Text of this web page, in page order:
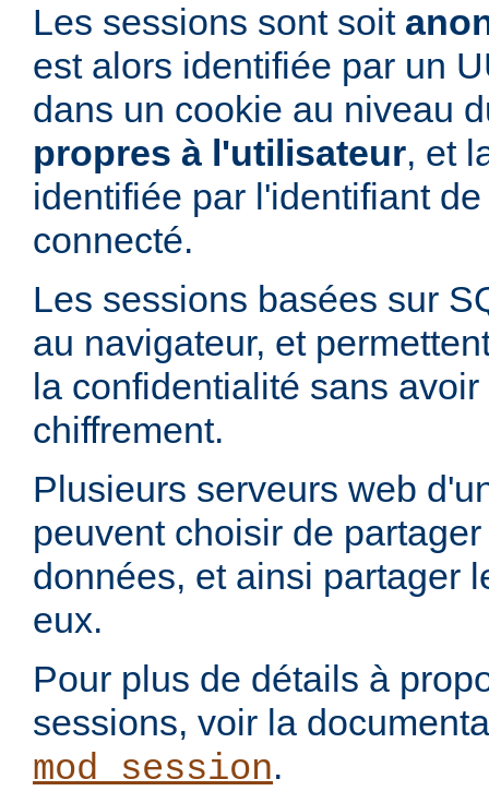
Les sessions sont soit
est alors identifiée par un
dans un cookie au niveau
propres à l'utilisateur, et
identifiée par l'identifiant
connecté.
Les sessions basées sur
au navigateur, et
la confidentialité sans
chiffrement.
Plusieurs serveurs web
peuvent choisir de
données, et ainsi partager
eux.
Pour plus de détails à
sessions, voir la
mod_session.